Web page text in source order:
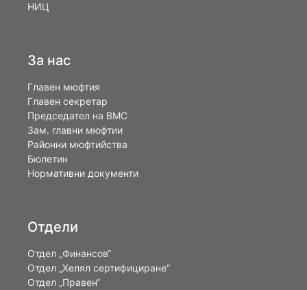
НИЦ
За нас
Главен мюфтия
Главен секретар
Председател на ВМС
Зам. главни мюфтии
Районни мюфтийства
Бюлетин
Нормативни документи
Отдели
Отдел „Финансов“
Отдел „Хелял сертифициране“
Отдел „Правен“